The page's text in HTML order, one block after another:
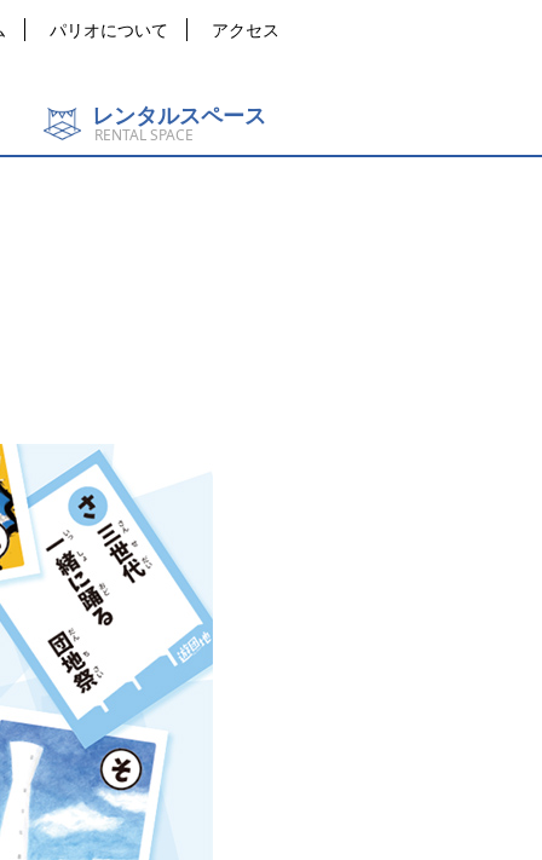
パリオについて アクセス
レンタルスペース
RENTAL SPACE